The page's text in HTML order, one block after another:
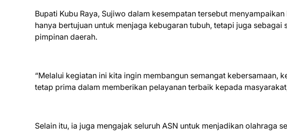
Bupati Kubu Raya, Sujiwo dalam kesempatan tersebut
hanya bertujuan untuk menjaga kebugaran tubuh, tetapi juga
pimpinan daerah.
“Melalui kegiatan ini kita ingin membangun semangat kebersamaan,
tetap prima dalam memberikan pelayanan terbaik kepada
Selain itu, ia juga mengajak seluruh ASN untuk menjadikan olahraga